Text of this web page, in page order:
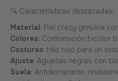
🔍 Características destacadas:
Material: Piel crazy genuina
Colores: Combinación bicolor
Costuras: Hilo rojo para un
Ajuste: Agujetas negras con
Suela: Antiderrapante,